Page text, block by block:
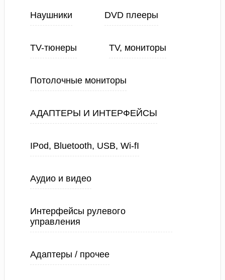
Наушники DVD плееры
TV-тюнеры TV, мониторы
Потолочные мониторы
АДАПТЕРЫ И ИНТЕРФЕЙСЫ
IPod, Bluetooth, USB, Wi-fI
Аудио и видео
Интерфейсы рулевого
управления
Адаптеры / прочее